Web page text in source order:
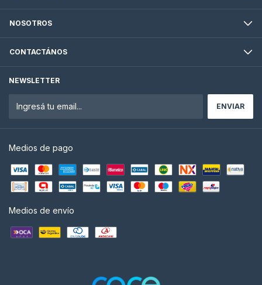
NOSOTROS
CONTACTÁNOS
NEWSLETTER
Medios de pago
Medios de envío